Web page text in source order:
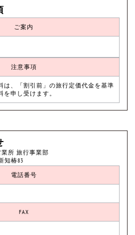
ご案内
注意事項
、「割引前」の旅行定価代金を基準
申し受けます。
所 旅行事業部
知椿83
電話番号
FAX